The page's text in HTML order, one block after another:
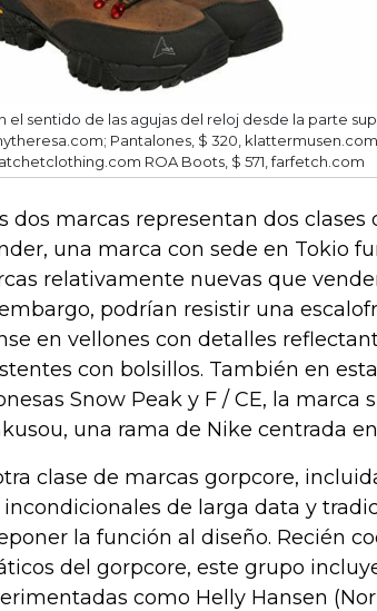
el sentido de las agujas del reloj desde la parte
Pantalones, $ 320,
ROA Boots, $ 571, farfetch.com
dos marcas representan dos clases
una marca con sede en Tokio
relativamente nuevas que
podrían resistir una
en vellones con detalles
con bolsillos. También en
Snow Peak y F / CE, la
una rama de Nike centrada
clase de marcas gorpcore,
incondicionales de larga data y
la función al diseño. Recién
del gorpcore, este grupo
como Helly Hansen